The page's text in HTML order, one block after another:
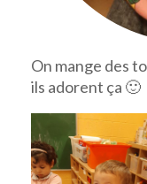
On mange des
ils adorent ça 🙂